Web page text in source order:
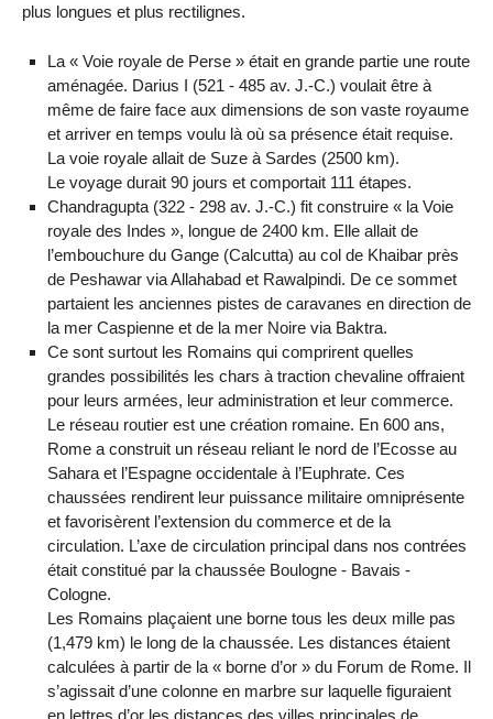
plus longues et plus rectilignes.
La « Voie royale de Perse » était en grande partie une route
aménagée. Darius I (521 - 485 av. J.-C.) voulait être à
même de faire face aux dimensions de son vaste royaume
et arriver en temps voulu là où sa présence était requise.
La voie royale allait de Suze à Sardes (2500 km).
Le voyage durait 90 jours et comportait 111 étapes.
Chandragupta (322 - 298 av. J.-C.) fit construire « la Voie
royale des Indes », longue de 2400 km. Elle allait de
l’embouchure du Gange (Calcutta) au col de Khaibar près
de Peshawar via Allahabad et Rawalpindi. De ce sommet
partaient les anciennes pistes de caravanes en direction de
la mer Caspienne et de la mer Noire via Baktra.
Ce sont surtout les Romains qui comprirent quelles
grandes possibilités les chars à traction chevaline offraient
pour leurs armées, leur administration et leur commerce.
Le réseau routier est une création romaine. En 600 ans,
Rome a construit un réseau reliant le nord de l’Ecosse au
Sahara et l’Espagne occidentale à l’Euphrate. Ces
chaussées rendirent leur puissance militaire omniprésente
et favorisèrent l’extension du commerce et de la
circulation. L’axe de circulation principal dans nos contrées
était constitué par la chaussée Boulogne - Bavais -
Cologne.
Les Romains plaçaient une borne tous les deux mille pas
(1,479 km) le long de la chaussée. Les distances étaient
calculées à partir de la « borne d’or » du Forum de Rome. Il
s’agissait d’une colonne en marbre sur laquelle figuraient
en lettres d’or les distances des villes principales de